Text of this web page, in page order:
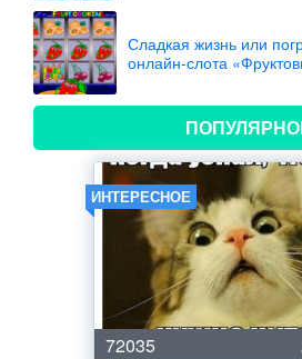
Сладкая жизнь или
онлайн-слота
ИНТЕРЕСНОЕ
72035